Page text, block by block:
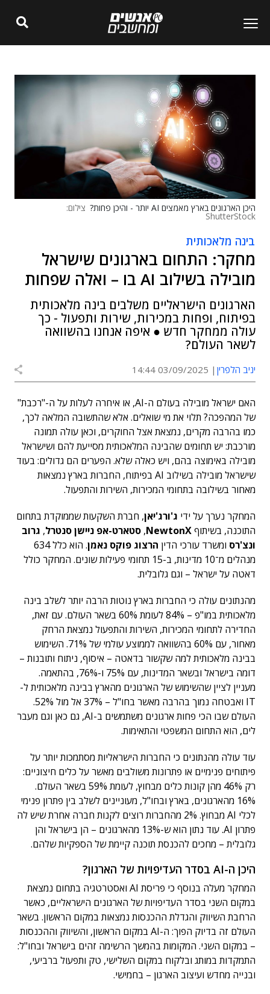
היכן הארגונים בארץ מאמצים AI יותר - והיכן פחות? צילום:
ShutterStock
בינה מלאכותית
מחקר: התחום בארגונים שישראל
מובילה בשילוב AI בו – ואלה שפחות
הארגונים הישראליים משלבים בינה מלאכותית
בפיתוח, ופחות במכירות, שירות ותפעול - כך
עולה ממחקר חדש ● איפה אנחנו בהשוואה
לשאר העולם?
יניב הלפרין 03/09/2025 14:44
האם ישראל מובילה בעולם ה-AI, או איחרה לעלות על ה-"רכבת"
של המהפכה? תלוי את מי שואלים. אלא שהתשובה המלאה לכך,
כמו בהרבה מקרים, נמצאת אצל החוקרים, וכאן עולה תמונה
מורכבת: יש תחומים שהבינה המלאכותית מסייעת להם ושישראל
מובילה באימוצה בהם, ויש כאלה שלא. הפערים הם גדולים: בעוד
שישראל מובילה בשילוב AI בפיתוח, החברות בארץ נמצאות
מאחור בשילובה בתחומי המכירות, השירות והתפעול.
המחקר נערך על ידי ג'ורג'יאן, חברת השקעות שממוקדת בתחום
התוכנה, בשיתוףNewtonX
, סטארט-אפ ניישן סנטרל, גרוב
ונצ'רס ומשרד עורכי הדין הרצוג פוקס נאמן
. הוא כלל 634
מנהלים מ־10 מדינות, ב-15 תחומי פעילות שונים. המחקר כולל
דאטה על ישראל – וגם גלובלית.
מהנתונים עולה כי החברות בארץ נוטות הרבה יותר לשלב בינה
מלאכותית במו"פ – 84% לעומת 60% בשאר העולם. עם זאת,
החדירה לתחומי המכירות, השירות והתפעול נמצאת הרחק
מאחור, עם 60% בהשוואה לממוצע עולמי של 71%. השימוש
בבינה מלאכותית למה שקשור בדאטה – איסוף, ניתוח ותובנות –
דומה בישראל ובשאר המדינות, עם 75% ו-76%, בהתאמה.
מעניין לציין שהשימוש של הארגונים מהארץ בבינה מלאכותית ל-
IT ואבטחה נמוך בהרבה מאשר בחו"ל – 37% אל מול 52%.
העולם שבו הכי פחות ארגונים משתמשים ב-AI, גם כאן וגם מעבר
לים, הוא התחום המשפטי והתאימות.
עוד עולה מהנתונים כי החברות הישראליות מסתמכות יותר על
פיתוחים פנימיים או פתרונות משולבים מאשר על כלים חיצוניים:
רק 46% מהן קונות כלים מבחוץ, לעומת 59% בשאר העולם.
16% מהארגונים, בארץ ובחו"ל, מעוניינים לשלב בין פתרון פנימי
לכלי AI מבחוץ. 2% מהחברות רוצים לקנות חברה אחרת שיש לה
פתרון AI. עוד נתון הוא ש-13% מהארגונים – הן בישראל והן
גלובלית – מחכים להכנסת תוכנה קיימת של הספקיות שלהם.
היכן ה-AI בסדר העדיפויות של הארגון?
המחקר מעלה בנוסף כי פריסת AI ואסטרטגיה בתחום נמצאת
במקום השני בסדר העדיפויות של הארגונים הישראליים, כאשר
הרחבת השיווק והגדלת ההכנסות נמצאות במקום הראשון. בשאר
העולם זה בדיוק הפוך: ה-AI במקום הראשון, והשיווק וההכנסות
– במקום השני. המקומות בהמשך הרשימה זהים בישראל ובחו"ל:
התמקדות במותג ובלקוח במקום השלישי, טק ותפעול ברביעי,
ובנייה מחדש ועיצוב הארגון – בחמישי.